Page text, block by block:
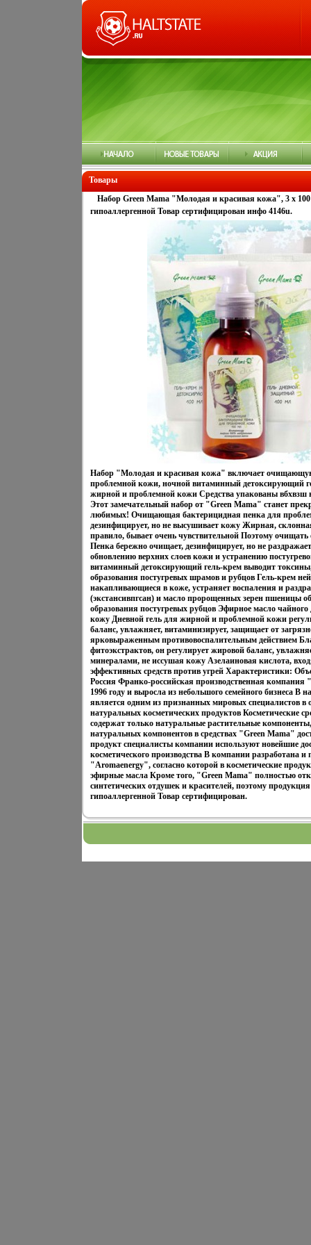
Товары
Набор Green Mama "Молодая и красивая кожа", 3 х
гипоаллергенной Товар сертифицирован инфо 4146u.
Набор "Молодая и красивая кожа" включает
проблемной кожи, ночной витаминный детоксирующий
жирной и проблемной кожи Средства упакованы вбхвзш
Этот замечательный набор от "Green Mama" станет
любимых! Очищающая бактерицидная пенка для
дезинфицирует, но не высушивает кожу Жирная,
правило, бывает очень чувствительной Поэтому очищать
Пенка бережно очищает, дезинфицирует, но не
обновлению верхних слоев кожи и устранению
витаминный детоксирующий гель-крем выводит
образования постугревых шрамов и рубцов Гель-крем
накапливающиеся в коже, устраняет воспаления и
(экстансивпгсан) и масло пророщенных зерен пшеницы
образования постугревых рубцов Эфирное масло
кожу Дневной гель для жирной и проблемной кожи
баланс, увлажняет, витаминизирует, защищает от
ярковыраженным противовоспалительным действием
фитоэкстрактов, он регулирует жировой баланс,
минералами, не иссушая кожу Азелаиновая кислота,
эффективных средств против угрей Характеристики:
Россия Франко-российская производственная компания
1996 году и выросла из небольшого семейного бизнеса В
является одним из признанных мировых специалистов в
натуральных косметических продуктов Косметические
содержат только натуральные растительные
натуральных компонентов в средствах "Green Mama"
продукт специалисты компании используют новейшие
косметического производства В компании разработана
"Aromaenergy", согласно которой в косметические
эфирные масла Кроме того, "Green Mama" полностью
синтетических отдушек и красителей, поэтому
гипоаллергенной Товар сертифицирован.